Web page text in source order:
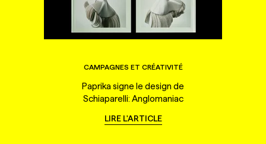
CAMPAGNES ET CRÉATIVITÉ
Paprika signe le design de
Schiaparelli: Anglomaniac
LIRE L'ARTICLE